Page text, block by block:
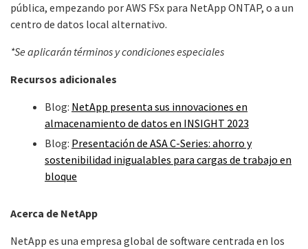
pública, empezando por AWS FSx para NetApp ONTAP, o a un
centro de datos local alternativo.
*Se aplicarán términos y condiciones especiales
Recursos adicionales
Blog: NetApp presenta sus innovaciones en
almacenamiento de datos en INSIGHT 2023
Blog: Presentación de ASA C-Series: ahorro y
sostenibilidad inigualables para cargas de trabajo en
bloque
Acerca de NetApp
NetApp es una empresa global de software centrada en los